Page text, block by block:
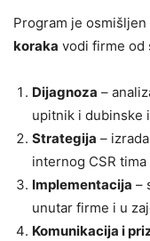
Program je
koraka vodi firme od
Dijagnoza –
upitnik i dubinske
Strategija –
internog CSR tima
Implementacija –
unutar firme i u
Komunikacija i